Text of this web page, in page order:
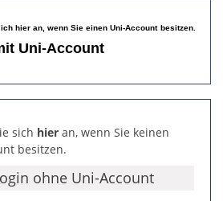
sich hier an, wenn Sie keinen
besitzen.
ohne Uni-Account